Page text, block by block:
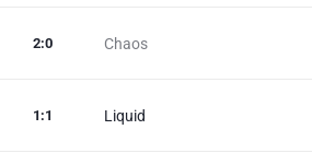
Chaos
2:0
Liquid
1 :1